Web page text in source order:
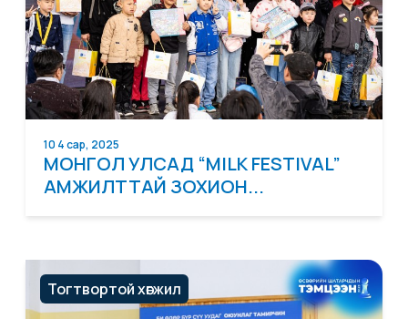
10 4 сар, 2025
МОНГОЛ УЛСАД “MILK FESTIVAL”
АМЖИЛТТАЙ ЗОХИОН...
Тогтвортой хөгжил